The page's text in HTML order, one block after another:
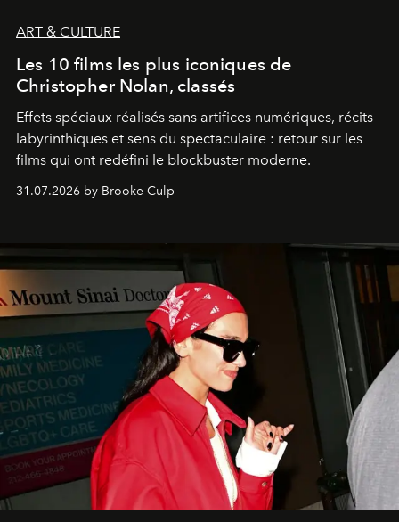
ART & CULTURE
Les 10 films les plus iconiques de
Christopher Nolan, classés
Effets spéciaux réalisés sans artifices numériques, récits
labyrinthiques et sens du spectaculaire : retour sur les
films qui ont redéfini le blockbuster moderne.
31.07.2026 by Brooke Culp